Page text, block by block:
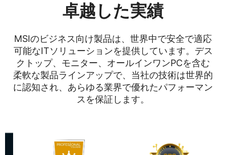
卓越した実績
MSIのビジネス向け製品は、世界中で安全で適応
可能なITソリューションを提供しています。デス
クトップ、モニター、オールインワンPCを含む
柔軟な製品ラインアップで、当社の技術は世界的
に認知され、あらゆる業界で優れたパフォーマン
スを保証します。